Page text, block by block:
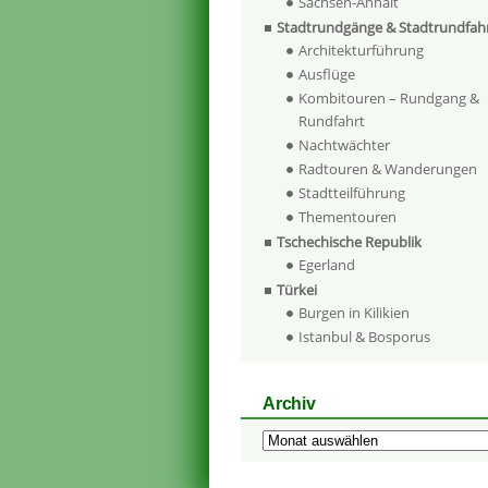
Stadtrundgänge &
Architekturführung
Ausflüge
Kombitouren – Rundgang &
Rundfahrt
Nachtwächter
Radtouren & Wanderungen
Stadtteilführung
Thementouren
Tschechische Republik
Egerland
Türkei
Burgen in Kilikien
Istanbul & Bosporus
Archiv
Archiv